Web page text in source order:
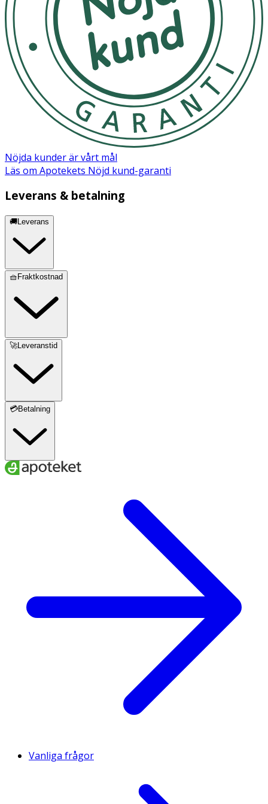
Nöjda kunder är vårt mål
Läs om Apotekets Nöjd kund-garanti
Leverans & betalning
🚚Leverans
🧺Fraktkostnad
🚀Leveranstid
💳Betalning
Vanliga frågor